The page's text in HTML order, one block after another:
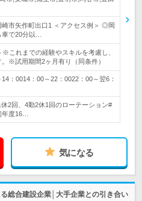
崎市矢作町出口1 ＜アクセス例＞ ◎岡
で20分以…
※これまでの経験やスキルを考慮し、
※試用期間2ヶ月有り（同条件）
：0014：00～22：0022：00～翌6：
2回、4勤2休1回のローテーション#
年度16…
気になる
総合建設企業│大手企業との引き合い